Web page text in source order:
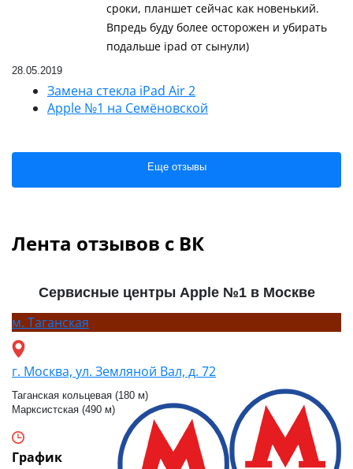
сроки, планшет сейчас как новенький.
Впредь буду более осторожен и убирать
подальше ipad от сынули)
28.05.2019
Замена стекла iPad Air 2
Apple №1 на Семёновской
Еще отзывы
Лента отзывов с ВК
Сервисные центры Apple №1 в Москве
м. Таганская
г. Москва, ул. Земляной Вал, д. 72
Таганская кольцевая (180 м)
Марксистская (490 м)
График